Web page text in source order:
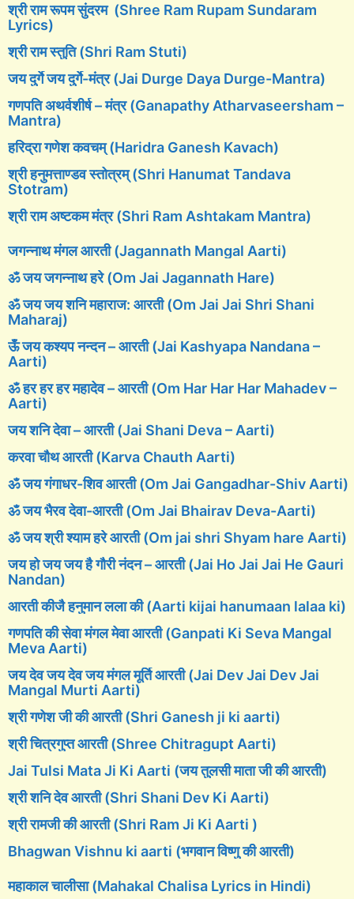
श्री राम रूपम सुंदरम (Shree Ram Rupam Sundaram
Lyrics)
श्री राम स्तुति (Shri Ram Stuti)
जय दुर्गे जय दुर्गे-मंत्र (Jai Durge Daya Durge-Mantra)
गणपति अथर्वशीर्ष – मंत्र (Ganapathy Atharvaseersham –
Mantra)
हरिद्रा गणेश कवचम् (Haridra Ganesh Kavach)
श्री हनुमत्ताण्डव स्तोत्रम् (Shri Hanumat Tandava
Stotram)
श्री राम अष्टकम मंत्र (Shri Ram Ashtakam Mantra)
जगन्नाथ मंगल आरती (Jagannath Mangal Aarti)
ॐ जय जगन्नाथ हरे (Om Jai Jagannath Hare)
ॐ जय जय शनि महाराज: आरती (Om Jai Jai Shri Shani
Maharaj)
ऊँ जय कश्यप नन्दन – आरती (Jai Kashyapa Nandana –
Aarti)
ॐ हर हर हर महादेव – आरती (Om Har Har Har Mahadev –
Aarti)
जय शनि देवा – आरती (Jai Shani Deva – Aarti)
करवा चौथ आरती (Karva Chauth Aarti)
ॐ जय गंगाधर-शिव आरती (Om Jai Gangadhar-Shiv Aarti)
ॐ जय भैरव देवा-आरती (Om Jai Bhairav Deva-Aarti)
ॐ जय श्री श्याम हरे आरती (Om jai shri Shyam hare Aarti)
जय हो जय जय है गौरी नंदन – आरती (Jai Ho Jai Jai He Gauri
Nandan)
आरती कीजै हनुमान लला की (Aarti kijai hanumaan lalaa ki)
गणपति की सेवा मंगल मेवा आरती (Ganpati Ki Seva Mangal
Meva Aarti)
जय देव जय देव जय मंगल मूर्ति आरती (Jai Dev Jai Dev Jai
Mangal Murti Aarti)
श्री गणेश जी की आरती (Shri Ganesh ji ki aarti)
श्री चित्रगुप्त आरती (Shree Chitragupt Aarti)
Jai Tulsi Mata Ji Ki Aarti (जय तुलसी माता जी की आरती)
श्री शनि देव आरती (Shri Shani Dev Ki Aarti)
श्री रामजी की आरती (Shri Ram Ji Ki Aarti )
Bhagwan Vishnu ki aarti (भगवान विष्णु की आरती)
महाकाल चालीसा (Mahakal Chalisa Lyrics in Hindi)